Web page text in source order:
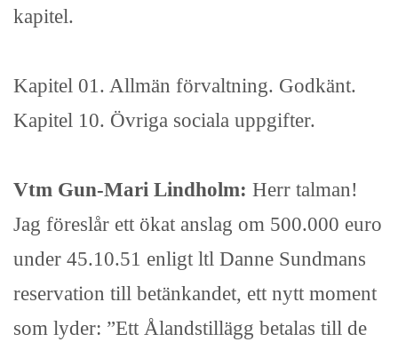
kapitel.
Kapitel 01. Allmän förvaltning. Godkänt.
Kapitel 10. Övriga sociala uppgifter.
Vtm Gun-Mari Lindholm: Herr talman!
Jag föreslår ett ökat anslag om 500.000 euro
under 45.10.51 enligt ltl Danne Sundmans
reservation till betänkandet, ett nytt moment
som lyder: ”Ett Ålandstillägg betalas till de